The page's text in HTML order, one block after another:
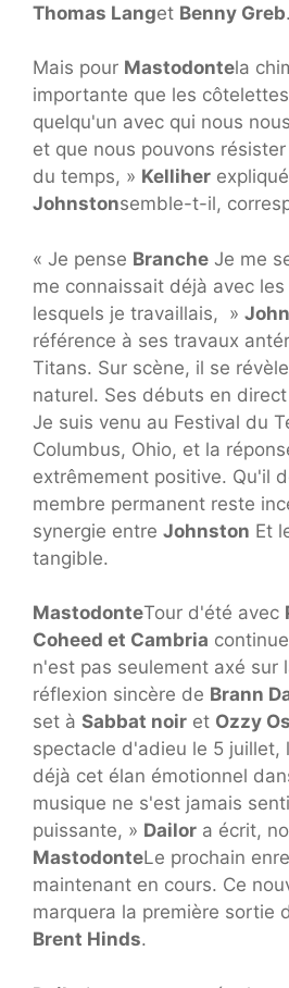
Thomas Langet Benny Greb.
Mais pour Mastodontela
importante que les
quelqu'un avec qui nous
et que nous pouvons
du temps, » Kelliher
Johnstonsemble-t-il,
« Je pense Branche Je me
me connaissait déjà avec
lesquels je travaillais, »
référence à ses travaux
Titans. Sur scène, il se
naturel. Ses débuts en
Je suis venu au Festival du
Columbus, Ohio, et la
extrêmement positive. Qu'il
membre permanent reste
synergie entre Johnston Et
tangible.
MastodonteTour d'été avec
Coheed et Cambria
n'est pas seulement axé sur
réflexion sincère de Brann
set à Sabbat noir et Ozzy
spectacle d'adieu le 5 juillet,
déjà cet élan émotionnel
musique ne s'est jamais
puissante, » Dailor a écrit,
MastodonteLe prochain
maintenant en cours. Ce
marquera la première sortie
Brent Hinds.